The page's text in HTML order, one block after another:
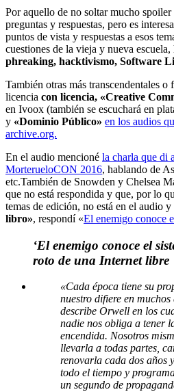
Por aquello de no soltar mucho
preguntas y respuestas, pero es
puntos de vista y respuestas a esos
cuestiones de la vieja y nueva escuela,
phreaking, hacktivismo, Software
También otras más transcendentales
licencia con licencia, «Creative
en Ivoox (también se escuchará en
y «Dominio Público» en los audios
archive.org.
En el audio mencioné la charla que di
MorterueloCON 2016, hablando de
etc.También de Snowden y Chelsea
que no está respondida y que, por lo
temas de edición, no está en el audio y
libro», respondí «El enemigo conoce
‘El enemigo conoce el
roto de una Internet libre
«Cada época tiene su
nuestro difiere en muchos
describe Orwell en los
nadie nos obliga a tener
encendida. Nosotros
llevarla a todas partes,
renovarla cada dos años
todo el tiempo y
un segundo de